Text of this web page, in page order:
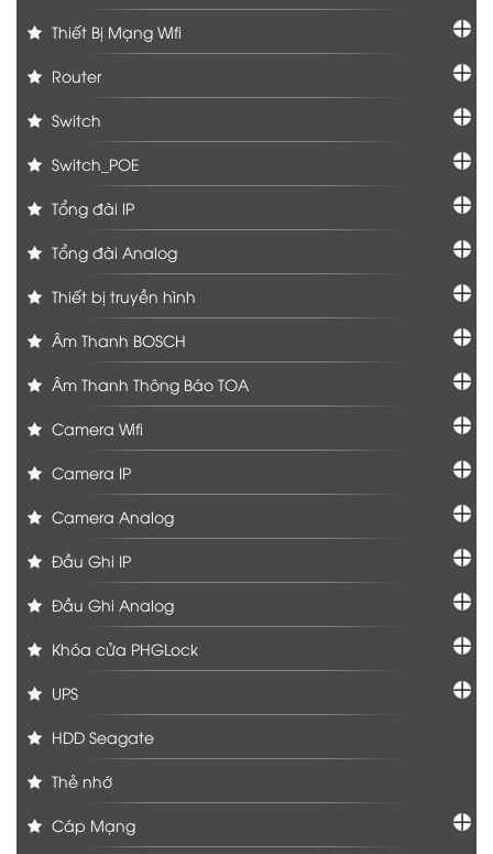
Thiết Bị Mạng Wifi
Router
Switch
Switch_POE
Tổng đài IP
Tổng đài Analog
Thiết bị truyền hình
Âm Thanh BOSCH
Âm Thanh Thông Báo TOA
Camera Wifi
Camera IP
Camera Analog
Đầu Ghi IP
Đầu Ghi Analog
Khóa cửa PHGLock
UPS
HDD Seagate
Thẻ nhớ
Cáp Mạng